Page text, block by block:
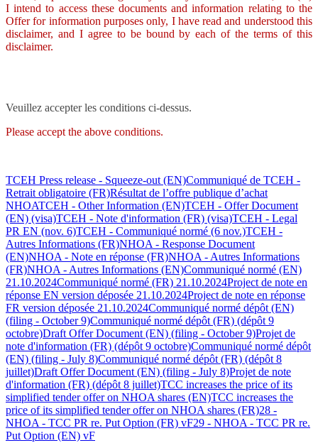
I intend to access these documents and information relating to the
Offer for information purposes only, I have read and understood this
disclaimer, and I agree to be bound by each of the terms of this
disclaimer.
Veuillez accepter les conditions ci-dessus.
Please accept the above conditions.
TCEH Press release - Squeeze-out (EN)Communiqué de TCEH -
Retrait obligatoire (FR)Résultat de l’offre publique d’achat
NHOATCEH - Other Information (EN)TCEH - Offer Document
(EN) (visa)TCEH - Note d'information (FR) (visa)TCEH - Legal
PR EN (nov. 6)TCEH - Communiqué normé (6 nov.)TCEH -
Autres Informations (FR)NHOA - Response Document
(EN)NHOA - Note en réponse (FR)NHOA - Autres Informations
(FR)NHOA - Autres Informations (EN)Communiqué normé (EN)
21.10.2024Communiqué normé (FR) 21.10.2024Project de note en
réponse EN version déposée 21.10.2024Project de note en réponse
FR version déposée 21.10.2024Communiqué normé dépôt (EN)
(filing - October 9)Communiqué normé dépôt (FR) (dépôt 9
octobre)Draft Offer Document (EN) (filing - October 9)Projet de
note d'information (FR) (dépôt 9 octobre)Communiqué normé dépôt
(EN) (filing - July 8)Communiqué normé dépôt (FR) (dépôt 8
juillet)Draft Offer Document (EN) (filing - July 8)Projet de note
d'information (FR) (dépôt 8 juillet)TCC increases the price of its
simplified tender offer on NHOA shares (EN)TCC increases the
price of its simplified tender offer on NHOA shares (FR)28 -
NHOA - TCC PR re. Put Option (FR) vF29 - NHOA - TCC PR re.
Put Option (EN) vF